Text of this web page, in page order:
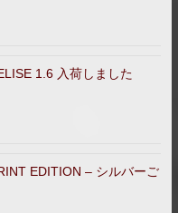
1.6 入荷しました
EDITION – シルバーご